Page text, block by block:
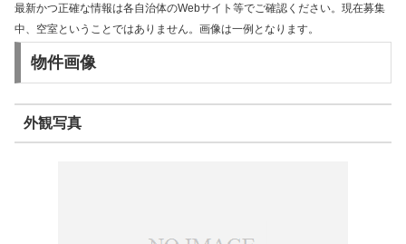
最新かつ正確な情報は各自治体のWebサイト等でご確認ください。現在募集
中、空室ということではありません。画像は一例となります。
物件画像
外観写真